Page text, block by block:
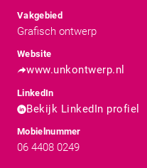
Vakgebied
Grafisch ontwerp
Website
www.unkontwerp.nl
LinkedIn
Bekijk LinkedIn profiel
Mobielnummer
06 4408 0249